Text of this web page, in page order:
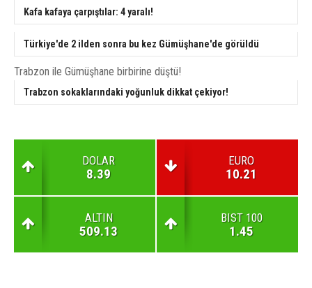
Kafa kafaya çarpıştılar: 4 yaralı!
Türkiye'de 2 ilden sonra bu kez Gümüşhane'de görüldü
Trabzon ile Gümüşhane birbirine düştü!
Trabzon sokaklarındaki yoğunluk dikkat çekiyor!
DOLAR
8.39
EURO
10.21
ALTIN
509.13
BIST 100
1.45